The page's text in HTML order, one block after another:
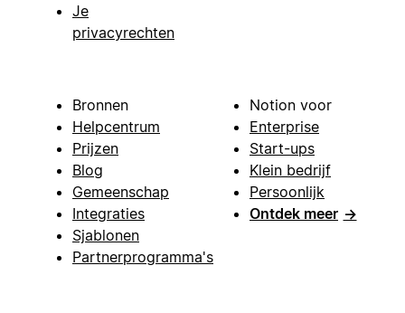
Je
privacyrechten
Bronnen
Helpcentrum
Prijzen
Blog
Gemeenschap
Integraties
Sjablonen
Partnerprogramma's
Notion voor
Enterprise
Start-ups
Klein bedrijf
Persoonlijk
Ontdek meer →